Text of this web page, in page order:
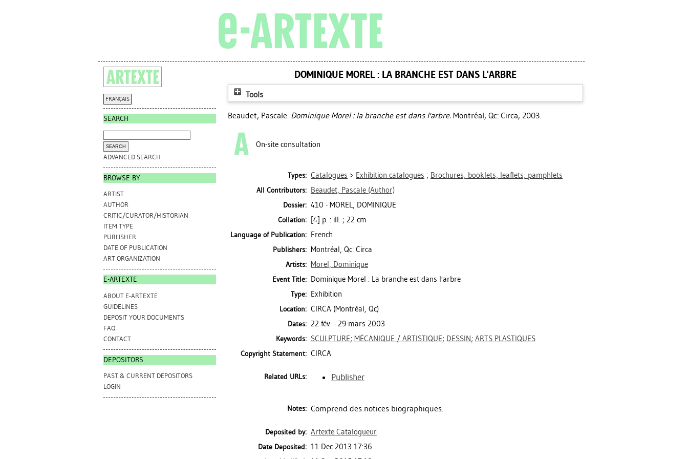
FRANÇAIS
SEARCH
ADVANCED SEARCH
BROWSE BY
ARTIST
AUTHOR
CRITIC/CURATOR/HISTORIAN
ITEM TYPE
PUBLISHER
DATE OF PUBLICATION
ART ORGANIZATION
E-ARTEXTE
ABOUT E-ARTEXTE
GUIDELINES
DEPOSIT YOUR DOCUMENTS
FAQ
CONTACT
DEPOSITORS
PAST & CURRENT DEPOSITORS
LOGIN
DOMINIQUE MOREL : LA BRANCHE EST DANS L'ARBRE
Tools
Beaudet, Pascale. Dominique Morel : la branche est dans l'arbre. Montréal, Qc: Circa, 2003.
On-site consultation
Types: Catalogues > Exhibition catalogues ; Brochures, booklets, leaflets, pamphlets
All Contributors: Beaudet, Pascale (Author)
Dossier: 410 - MOREL, DOMINIQUE
Collation: [4] p. : ill. ; 22 cm
Language of Publication: French
Publishers: Montréal, Qc: Circa
Artists: Morel, Dominique
Event Title: Dominique Morel : La branche est dans l'arbre
Type: Exhibition
Location: CIRCA (Montréal, Qc)
Dates: 22 fév. - 29 mars 2003
Keywords: SCULPTURE; MÉCANIQUE / ARTISTIQUE; DESSIN; ARTS PLASTIQUES
Copyright Statement: CIRCA
Related URLs: Publisher
Notes: Comprend des notices biographiques.
Deposited by: Artexte Catalogueur
Date Deposited: 11 Dec 2013 17:36